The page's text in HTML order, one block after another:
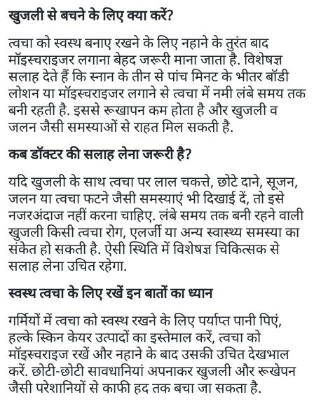
खुजली से बचने के लिए क्या करें?
त्वचा को स्वस्थ बनाए रखने के लिए नहाने के तुरंत बाद
मॉइस्चराइजर लगाना बेहद जरूरी माना जाता है. विशेषज्ञ
सलाह देते हैं कि स्नान के तीन से पांच मिनट के भीतर बॉडी
लोशन या मॉइस्चराइजर लगाने से त्वचा में नमी लंबे समय तक
बनी रहती है. इससे रूखापन कम होता है और खुजली व
जलन जैसी समस्याओं से राहत मिल सकती है.
कब डॉक्टर की सलाह लेना जरूरी है?
यदि खुजली के साथ त्वचा पर लाल चकत्ते, छोटे दाने, सूजन,
जलन या त्वचा फटने जैसी समस्याएं भी दिखाई दें, तो इसे
नजरअंदाज नहीं करना चाहिए. लंबे समय तक बनी रहने वाली
खुजली किसी त्वचा रोग, एलर्जी या अन्य स्वास्थ्य समस्या का
संकेत हो सकती है. ऐसी स्थिति में विशेषज्ञ चिकित्सक से
सलाह लेना उचित रहेगा.
स्वस्थ त्वचा के लिए रखें इन बातों का ध्यान
गर्मियों में त्वचा को स्वस्थ रखने के लिए पर्याप्त पानी पिएं,
हल्के स्किन केयर उत्पादों का इस्तेमाल करें, त्वचा को
मॉइस्चराइज रखें और नहाने के बाद उसकी उचित देखभाल
करें. छोटी-छोटी सावधानियां अपनाकर खुजली और रूखेपन
जैसी परेशानियों से काफी हद तक बचा जा सकता है.